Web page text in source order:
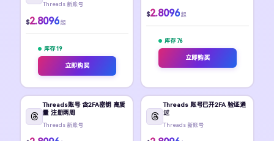
Threads 新账号
$2.8096 起
库存 19
立即购买
$2.8096 起
库存 76
立即购买
Threads账号 含2FA密钥 高质
量 注册两周
Threads 新账号
Threads 账号已开2FA 验证通
过
Threads 新账号